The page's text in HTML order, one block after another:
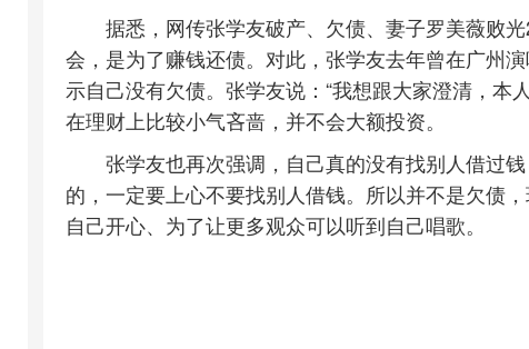
据悉，网传张学友破产、欠债、妻子罗美薇败
会，是为了赚钱还债。对此，张学友去年曾在广州
示自己没有欠债。张学友说：“我想跟大家澄清，本
在理财上比较小气吝啬，并不会大额投资。
张学友也再次强调，自己真的没有找别人借过
的，一定要上心不要找别人借钱。所以并不是欠债
自己开心、为了让更多观众可以听到自己唱歌。